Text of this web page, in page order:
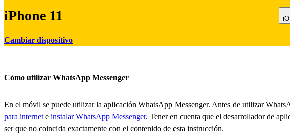
iPhone 11
Cambiar dispositivo
Cómo utilizar WhatsApp Messenger
En el móvil se puede utilizar la aplicación WhatsApp Messenger. Antes de utilizar
para internet e instalar WhatsApp Messenger. Tener en cuenta que el desarrollador de
ser que no coincida exactamente con el contenido de esta instrucción.